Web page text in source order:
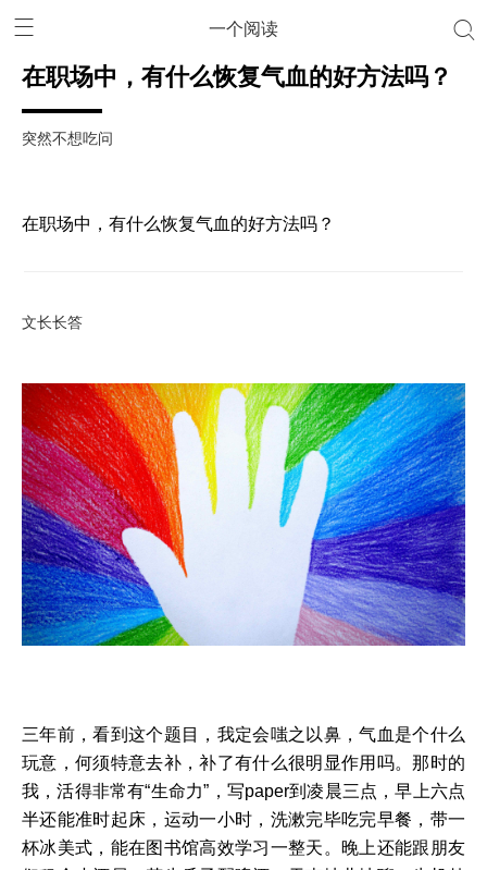
一个阅读
在职场中，有什么恢复气血的好方法吗？
突然不想吃问
在职场中，有什么恢复气血的好方法吗？
文长长答
三年前，看到这个题目，我定会嗤之以鼻，气血是个什么
玩意，何须特意去补，补了有什么很明显作用吗。那时的
我，活得非常有“生命力”，写paper到凌晨三点，早上六点
半还能准时起床，运动一小时，洗漱完毕吃完早餐，带一
杯冰美式，能在图书馆高效学习一整天。晚上还能跟朋友